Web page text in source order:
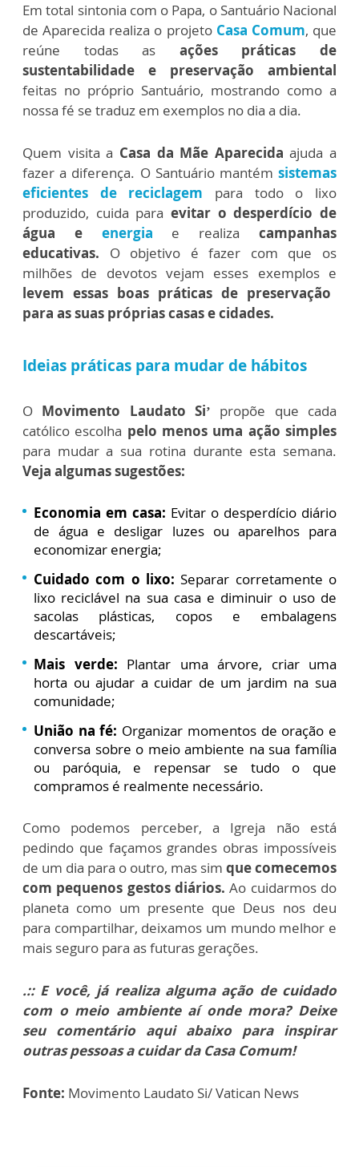
Em total sintonia com o Papa, o Santuário Nacional
de Aparecida realiza o projeto Casa Comum, que
reúne todas as ações práticas de
sustentabilidade e preservação ambiental
feitas no próprio Santuário, mostrando como a
nossa fé se traduz em exemplos no dia a dia.
Quem visita a Casa da Mãe Aparecida ajuda a
fazer a diferença. O Santuário mantém sistemas
eficientes de reciclagem para todo o lixo
produzido, cuida para evitar o desperdício de
água e energia e realizacampanhas
educativas. O objetivo é fazer com que os
milhões de devotos vejam esses exemplos e
levem essas boas práticas de preservação
para as suas próprias casas e cidades.
Ideias práticas para mudar de hábitos
O Movimento Laudato Si’ propõe que cada
católico escolha pelo menos uma ação simples
para mudar a sua rotina durante esta semana.
Veja algumas sugestões:
Economia em casa: Evitar o desperdício diário
de água e desligar luzes ou aparelhos para
economizar energia;
Cuidado com o lixo: Separar corretamente o
lixo reciclável na sua casa e diminuir o uso de
sacolas plásticas, copos e embalagens
descartáveis;
Mais verde: Plantar uma árvore, criar uma
horta ou ajudar a cuidar de um jardim na sua
comunidade;
União na fé: Organizar momentos de oração e
conversa sobre o meio ambiente na sua família
ou paróquia, e repensar se tudo o que
compramos é realmente necessário.
Como podemos perceber, a Igreja não está
pedindo que façamos grandes obras impossíveis
de um dia para o outro, mas sim que comecemos
com pequenos gestos diários. Ao cuidarmos do
planeta como um presente que Deus nos deu
para compartilhar, deixamos um mundo melhor e
mais seguro para as futuras gerações.
.:: E você, já realiza alguma ação de cuidado
com o meio ambiente aí onde mora? Deixe
seu comentário aqui abaixo para inspirar
outras pessoas a cuidar da Casa Comum!
Fonte: Movimento Laudato Si/ Vatican News